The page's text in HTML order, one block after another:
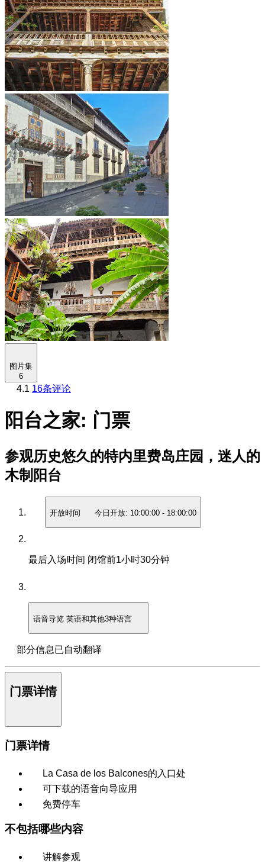
图片集
6
4.1 16条评论
阳台之家: 门票
参观历史悠久的特内里费岛庄园，迷人的
木制阳台
开放时间 今日开放: 10:00:00 - 18:00:00
最后入场时间 闭馆前1小时30分钟
语音导览 英语和其他3种语言
部分信息已自动翻译
门票详情
门票详情
La Casa de los Balcones的入口处
可下载的语音向导应用
免费停车
不包括哪些内容
讲解参观